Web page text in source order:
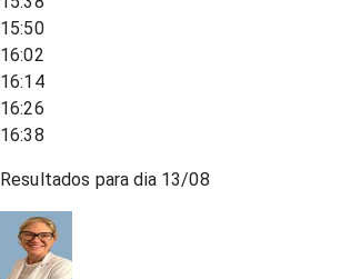
15:50
16:02
16:14
16:26
16:38
Resultados para dia 13/08